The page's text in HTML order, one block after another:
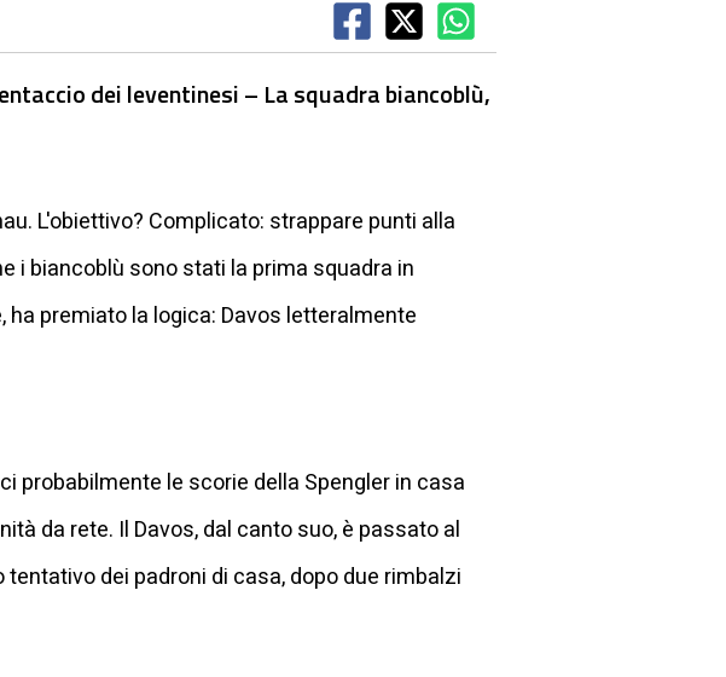
dei leventinesi – La squadra biancoblù,
L'obiettivo? Complicato: strappare punti alla
i biancoblù sono stati la prima squadra in
premiato la logica: Davos letteralmente
probabilmente le scorie della Spengler in casa
da rete. Il Davos, dal canto suo, è passato al
dei padroni di casa, dopo due rimbalzi